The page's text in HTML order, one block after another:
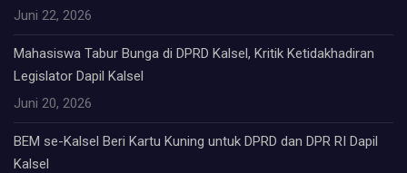
Juni 22, 2026
Mahasiswa Tabur Bunga di DPRD Kalsel, Kritik Ketidakhadiran
Legislator Dapil Kalsel
Juni 20, 2026
BEM se-Kalsel Beri Kartu Kuning untuk DPRD dan DPR RI Dapil
Kalsel